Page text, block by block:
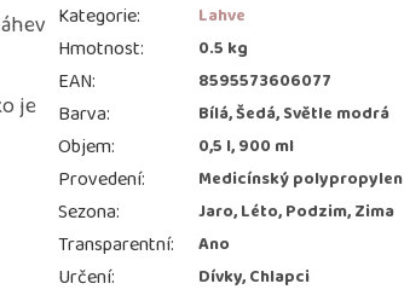
je
Kategorie: Lahve
Hmotnost: 0.5 kg
EAN: 8595573606077
Barva: Bílá, Šedá, Světle modrá
Objem: 0,5 l, 900 ml
Provedení: Medicínský polypropylen
Sezona: Jaro, Léto, Podzim, Zima
Transparentní: Ano
Určení: Dívky, Chlapci